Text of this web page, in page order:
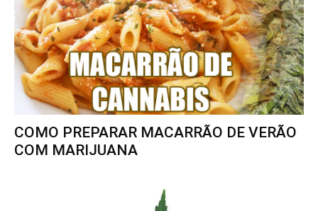
COMO PREPARAR MACARRÃO DE VERÃO
COM MARIJUANA